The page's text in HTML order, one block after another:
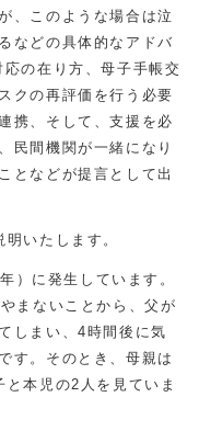
、このような場合は泣
などの具体的なアドバ
の在り方、母子手帳交
クの再評価を行う必要
携、そして、支援を必
民間機関が一緒になり
となどが提言として出
いたします。
）に発生しています。
まないことから、父が
しまい、4時間後に気
す。そのとき、母親は
本児の2人を見ていま